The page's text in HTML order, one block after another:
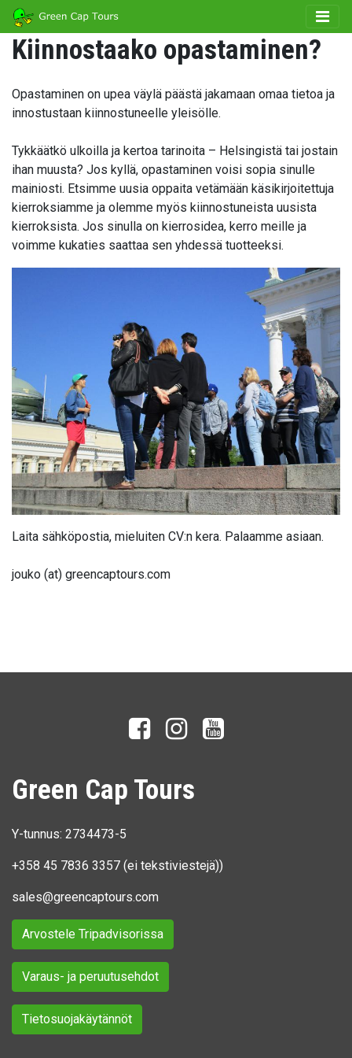
Kiinnostaako opastaminen?
Opastaminen on upea väylä päästä jakamaan omaa tietoa ja
innostustaan kiinnostuneelle yleisölle.
Tykkäätkö ulkoilla ja kertoa tarinoita – Helsingistä tai jostain
ihan muusta? Jos kyllä, opastaminen voisi sopia sinulle
mainiosti. Etsimme uusia oppaita vetämään käsikirjoitettuja
kierroksiamme ja olemme myös kiinnostuneista uusista
kierroksista. Jos sinulla on kierrosidea, kerro meille ja
voimme kukaties saattaa sen yhdessä tuotteeksi.
Laita sähköpostia, mieluiten CV:n kera. Palaamme asiaan.
jouko (at) greencaptours.com
Green Cap Tours
Y-tunnus: 2734473-5
+358 45 7836 3357 (ei tekstiviestejä))
sales@greencaptours.com
Arvostele Tripadvisorissa
Varaus- ja peruutusehdot
Tietosuojakäytännöt